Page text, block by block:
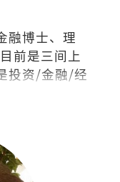
融博士、理
前是三间上
投资/金融/经